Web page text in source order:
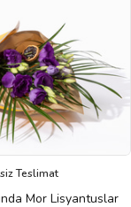
Teslimat
Mor Lisyantuslar